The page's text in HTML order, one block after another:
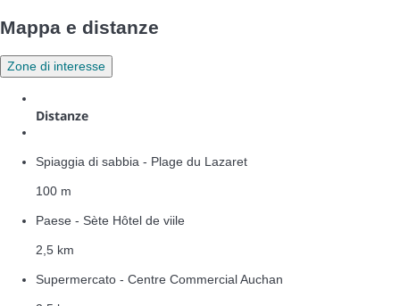
Mappa e distanze
Zone di interesse
Distanze
Spiaggia di sabbia - Plage du Lazaret
100 m
Paese - Sète Hôtel de viile
2,5 km
Supermercato - Centre Commercial Auchan